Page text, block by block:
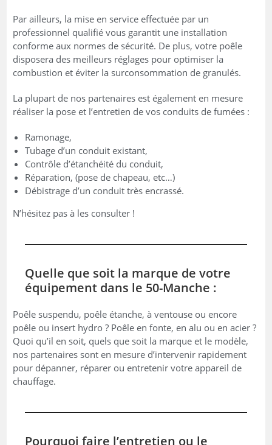
Par ailleurs, la mise en service effectuée par un
professionnel qualifié vous garantit une installation
conforme aux normes de sécurité. De plus, votre poêle
disposera des meilleurs réglages pour optimiser la
combustion et éviter la surconsommation de granulés.
La plupart de nos partenaires est également en mesure
réaliser la pose et l’entretien de vos conduits de fumées :
Ramonage,
Tubage d’un conduit existant,
Contrôle d’étanchéité du conduit,
Réparation, (pose de chapeau, etc…)
Débistrage d’un conduit très encrassé.
N’hésitez pas à les consulter !
Quelle que soit la marque de votre
équipement dans le 50-Manche :
Poêle suspendu, poêle étanche, à ventouse ou encore
poêle ou insert hydro ? Poêle en fonte, en alu ou en acier ?
Quoi qu’il en soit, quels que soit la marque et le modèle,
nos partenaires sont en mesure d’intervenir rapidement
pour dépanner, réparer ou entretenir votre appareil de
chauffage.
Pourquoi faire l’entretien ou le